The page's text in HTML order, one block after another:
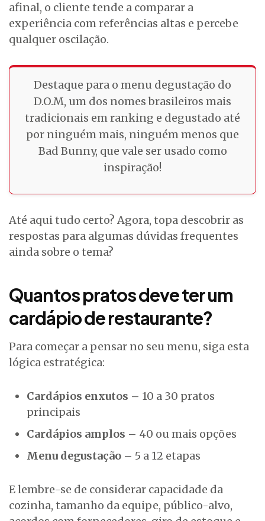
afinal, o cliente tende a comparar a
experiência com referências altas e percebe
qualquer oscilação.
Destaque para o menu degustação do
D.O.M, um dos nomes brasileiros mais
tradicionais em ranking e degustado até
por ninguém mais, ninguém menos que
Bad Bunny, que vale ser usado como
inspiração!
Até aqui tudo certo? Agora, topa descobrir as
respostas para algumas dúvidas frequentes
ainda sobre o tema?
Quantos pratos deve ter um
cardápio de restaurante?
Para começar a pensar no seu menu, siga esta
lógica estratégica:
Cardápios enxutos – 10 a 30 pratos
principais
Cardápios amplos – 40 ou mais opções
Menu degustação – 5 a 12 etapas
E lembre-se de considerar capacidade da
cozinha, tamanho da equipe, público-alvo,